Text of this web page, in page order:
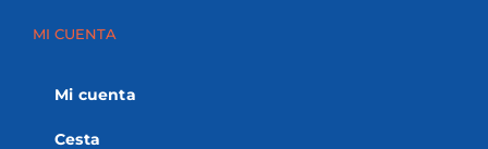
MI CUENTA
Mi cuenta
Cesta